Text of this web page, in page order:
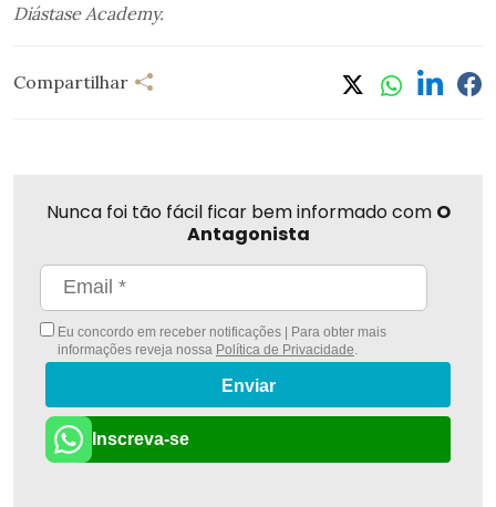
Diástase Academy.
Compartilhar
Nunca foi tão fácil ficar bem informado com O
Antagonista
Eu concordo em receber notificações | Para obter mais
informações reveja nossa Política de Privacidade
Enviar
Inscreva-se